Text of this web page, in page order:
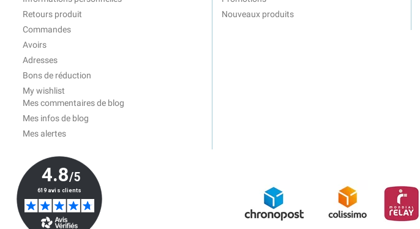
Retours produit
Commandes
Avoirs
Adresses
Bons de réduction
My wishlist
Mes commentaires de blog
Mes infos de blog
Mes alertes
Nouveaux produits